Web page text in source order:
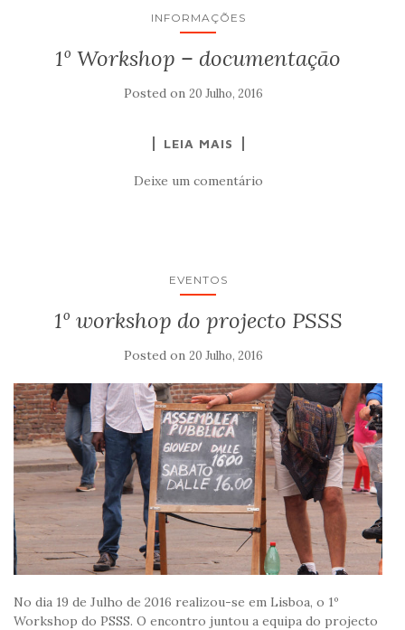
INFORMAÇÕES
1º Workshop – documentação
Posted on 20 Julho, 2016
LEIA MAIS
Deixe um comentário
EVENTOS
1º workshop do projecto PSSS
Posted on 20 Julho, 2016
No dia 19 de Julho de 2016 realizou-se em Lisboa, o 1º
Workshop do PSSS. O encontro juntou a equipa do projecto